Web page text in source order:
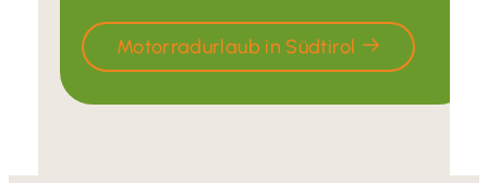
Motorradurlaub in Südtirol